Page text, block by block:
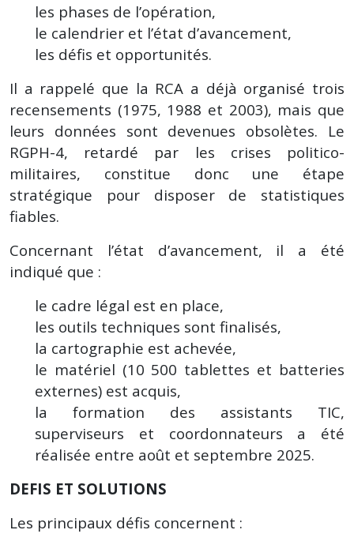
les phases de l’opération,
le calendrier et l’état d’avancement,
les défis et opportunités.
Il a rappelé que la RCA a déjà organisé trois
recensements (1975, 1988 et 2003), mais que
leurs données sont devenues obsolètes. Le
RGPH-4, retardé par les crises politico-
militaires, constitue donc une étape
stratégique pour disposer de statistiques
fiables.
Concernant l’état d’avancement, il a été
indiqué que :
le cadre légal est en place,
les outils techniques sont finalisés,
la cartographie est achevée,
le matériel (10 500 tablettes et batteries
externes) est acquis,
la formation des assistants TIC,
superviseurs et coordonnateurs a été
réalisée entre août et septembre 2025.
DEFIS ET SOLUTIONS
Les principaux défis concernent :